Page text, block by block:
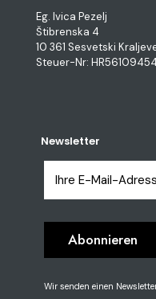
Eg. Ivica Pezelj
Štibrenska 4
10 361 Sesvetski
Steuer-Nr:
Newsletter
Wir senden einen